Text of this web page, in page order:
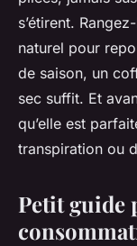
s’étirent.
naturel pour
de saison, un
sec suffit. Et
qu’elle est
transpiration ou
Petit guide